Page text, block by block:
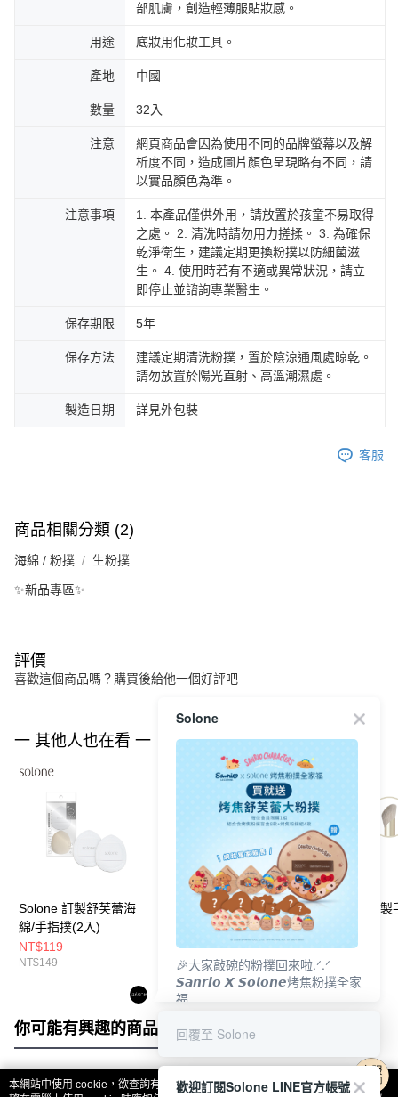
部肌膚，創造輕薄服貼妝感。
用途 底妝用化妝工具。
產地 中國
數量 32入
注意
網頁商品會因為使用不同的品牌螢幕以及解
析度不同，造成圖片顏色呈現略有不同，請
以實品顏色為準。
注意事項
1. 本產品僅供外用，請放置於孩童不易取得
之處。 2. 清洗時請勿用力搓揉。 3. 為確保
乾淨衛生，建議定期更換粉撲以防細菌滋
生。 4. 使用時若有不適或異常狀況，請立
即停止並諮詢專業醫生。
保存期限 5年
保存方法
建議定期清洗粉撲，置於陰涼通風處晾乾。
請勿放置於陽光直射、高溫潮濕處。
製造日期 詳見外包裝
客服
商品相關分類 (2)
海綿 / 粉撲 生粉撲
✨新品專區✨
評價
喜歡這個商品嗎？購買後給他一個好評吧
一 其他人也在看 一
Solone 訂製舒芙蕾海
綿/手指撲(2入)
NT$119
NT$149
Solone 彈力訂製舒芙
蕾海綿/可可栗子手指
撲(2入)
NT$119
NT$149
Solone 榛果訂製
遮瑕刷 / AC07
任2件8折
NT$210
你可能有興趣的商品 全站排行
本網站中使用 cookie，欲查詢有關本網站使用 cookie 方式之詳情，及若您不希
Solone
🎉大家敲碗的粉撲回來啦.ᐟ‪‪.ᐟ
𝙎𝙖𝙣𝙧𝙞𝙤 𝙓 𝙎𝙤𝙡𝙤𝙣𝙚烤焦粉撲全家
福
回覆至 Solone
歡迎訂閱Solone LINE官方帳號